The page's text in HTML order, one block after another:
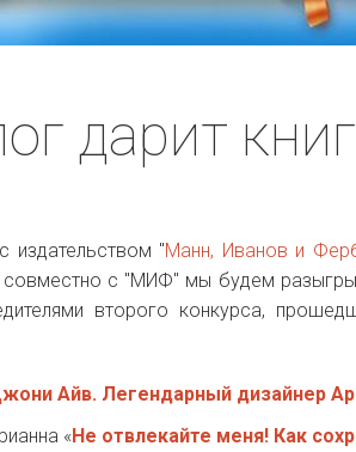
дарит
издательством "Манн, Иванов и
с "МИФ" мы будем
второго конкурса,
Айв. Легендарный дизайнер
«Не отвлекайте меня! Как